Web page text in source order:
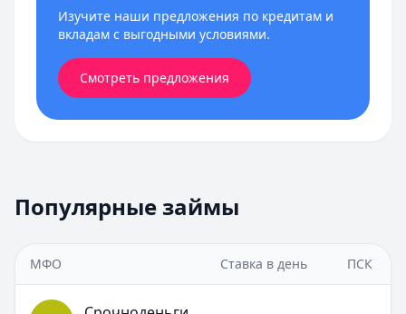
Изучите наши предложения по кредитам и
вкладам с выгодными условиями.
Смотреть предложения
Популярные займы
МФО Ставка в день ПСК